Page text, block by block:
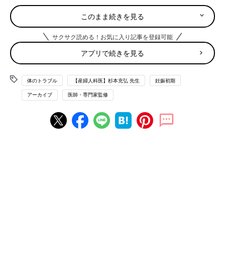
流産の種類によって対処の方法が変わります
流産の手術の流れとその後について
まとめ
流産の原因は？
流産とは、赤ちゃんがおなかの外で育つことができない妊娠22週
このまま続きを見る
サクサク読める！お気に入り記事を登録可能
アプリで続きを見る
体のトラブル 【産婦人科医】杉本充弘 先生 妊娠初期
アーカイブ 医師・専門家監修